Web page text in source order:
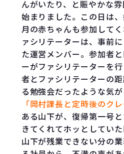
んがいたり、と賑やかな
始まりました。この日は
月の赤ちゃんも参加して
ァシリテーターは、事前
た運営メンバー。参加者
ーがファシリテーターを
者とファシリテーターの
る勉強会だったような気が
「岡村課長と定時後のクレ
ある山下が、復帰第一号
きてくれてホッとしてい
山下が残業できない分の